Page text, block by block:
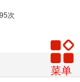
次
菜单